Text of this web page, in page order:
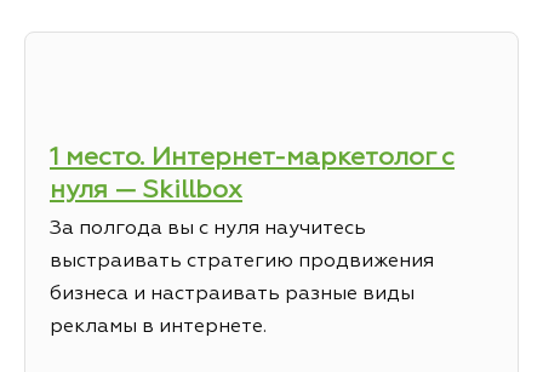
1 место. Интернет-маркетолог с
нуля — Skillbox
За полгода вы с нуля научитесь
выстраивать стратегию продвижения
бизнеса и настраивать разные виды
рекламы в интернете.